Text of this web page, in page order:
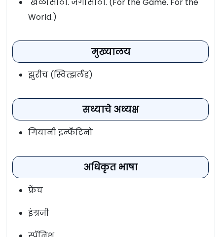
खेळासाठी. जगासाठी. (For the Game. For the
World.)
मुख्यालय
झुरीच (स्वित्झर्लंड)
सध्याचे अध्यक्ष
गियानी इन्फॅंटिनो
अधिकृत भाषा
फ्रेंच
इंग्रजी